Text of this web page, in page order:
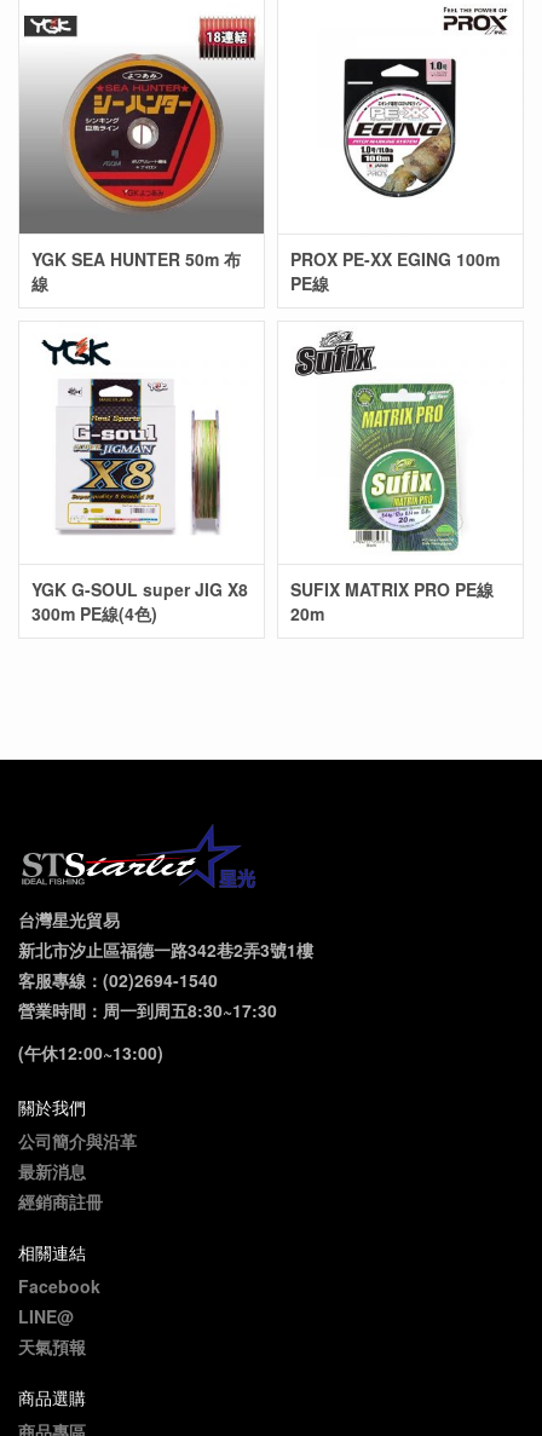
YGK SEA HUNTER 50m 布
線
PROX PE-XX EGING 100m
PE線
YGK G-SOUL super JIG X8
300m PE線(4色)
SUFIX MATRIX PRO PE線
20m
台灣星光貿易
新北市汐止區福德一路342巷2弄3號1樓
客服專線：(02)2694-1540
營業時間：周一到周五8:30~17:30
(午休12:00~13:00)
關於我們
公司簡介與沿革
最新消息
經銷商註冊
相關連結
Facebook
LINE@
天氣預報
商品選購
商品專區